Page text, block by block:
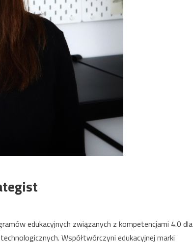
edukacyjnych związanych z kompetencjami 4.0 dla
Współtwórczyni edukacyjnej marki